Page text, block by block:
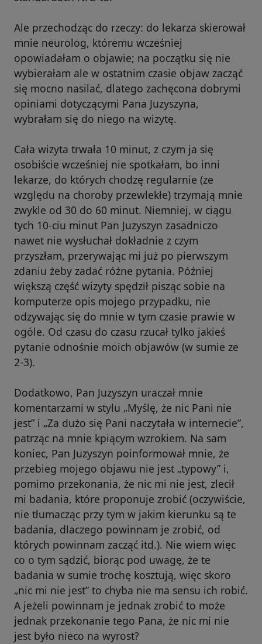
Ale przechodząc do rzeczy: do lekarza skierował
mnie neurolog, któremu wcześniej
opowiadałam o objawie; na początku się nie
wybierałam ale w ostatnim czasie objaw zacząć
się mocno nasilać, dlatego zachęcona dobrymi
opiniami dotyczącymi Pana Juzyszyna,
wybrałam się do niego na wizytę.
Cała wizyta trwała 10 minut, z czym ja się
osobiście wcześniej nie spotkałam, bo inni
lekarze, do których chodzę regularnie (ze
względu na choroby przewlekłe) trzymają mnie
zwykle od 30 do 60 minut. Niemniej, w ciągu
tych 10-ciu minut Pan Juzyszyn zasadniczo
nawet nie wysłuchał dokładnie z czym
przyszłam, przerywając mi już po pierwszym
zdaniu żeby zadać różne pytania. Później
większą część wizyty spędził pisząc sobie na
komputerze opis mojego przypadku, nie
odzywając się do mnie w tym czasie prawie w
ogóle. Od czasu do czasu rzucał tylko jakieś
pytanie odnośnie moich objawów (w sumie ze
2-3).
Dodatkowo, Pan Juzyszyn uraczał mnie
komentarzami w stylu „Myślę, że nic Pani nie
jest” i „Za dużo się Pani naczytała w internecie”,
patrząc na mnie kpiącym wzrokiem. Na sam
koniec, Pan Juzyszyn poinformował mnie, że
przebieg mojego objawu nie jest „typowy” i,
pomimo przekonania, że nic mi nie jest, zlecił
mi badania, które proponuje zrobić (oczywiście,
nie tłumacząc przy tym w jakim kierunku są te
badania, dlaczego powinnam je zrobić, od
których powinnam zacząć itd.). Nie wiem więc
co o tym sądzić, biorąc pod uwagę, że te
badania w sumie trochę kosztują, więc skoro
„nic mi nie jest” to chyba nie ma sensu ich robić.
A jeżeli powinnam je jednak zrobić to może
jednak przekonanie tego Pana, że nic mi nie
jest było nieco na wyrost?